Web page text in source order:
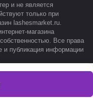
и не является
только при
lashesmarket.ru.
магазина
Все права
и публикация информации